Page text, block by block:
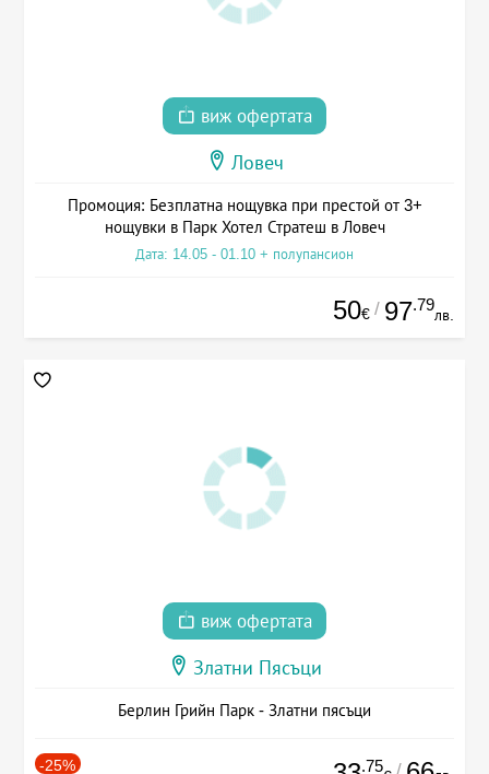
виж офертата
Ловеч
Промоция: Безплатна нощувка при престой от 3+
нощувки в Парк Хотел Стратеш в Ловеч
Дата: 14.05 - 01.10 + полупансион
50€ / 97.79
лв.
виж офертата
Златни Пясъци
Берлин Грийн Парк - Златни пясъци
-25% .75